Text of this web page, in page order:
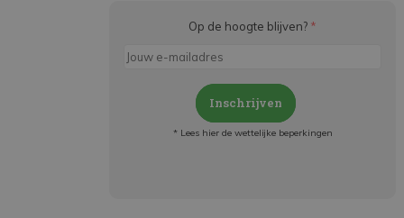
Op de hoogte blijven? *
Inschrijven
* Lees hier de wettelijke beperkingen